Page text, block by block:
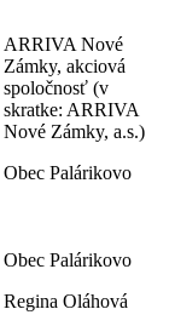
ARRIVA Nové
Zámky, akciová
spoločnosť (v
skratke: ARRIVA
Nové Zámky, a.s.)
Obec Palárikovo
Obec Palárikovo
Regina Oláhová